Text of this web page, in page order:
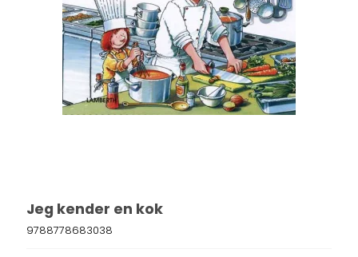
Jeg kender en kok
9788778683038